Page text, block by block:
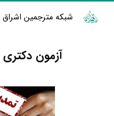
شبکه مترجمین اشراق
آزمون دکتری